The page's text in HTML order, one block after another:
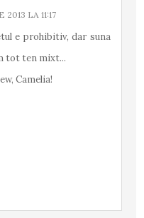
LA 11:17
e prohibitiv, dar suna
tot ten mixt...
Camelia!